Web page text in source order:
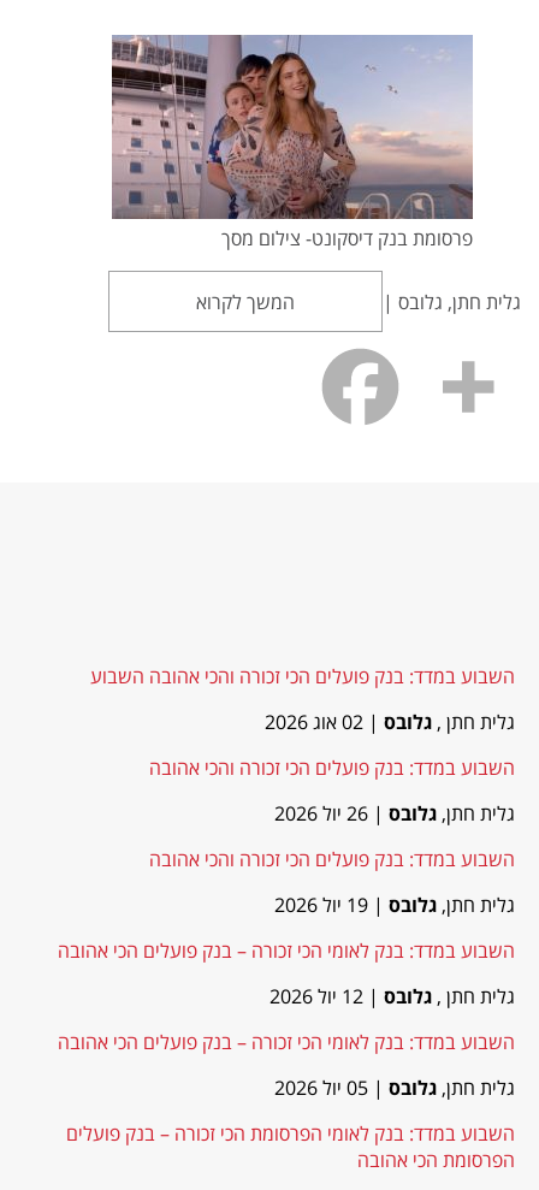
פרסומת בנק דיסקונט- צילום מסך
גלית חתן, גלובס | המשך לקרוא
השבוע במדד: בנק פועלים הכי זכורה והכי אהובה השבוע
גלית חתן , גלובס | 02 אוג 2026
השבוע במדד: בנק פועלים הכי זכורה והכי אהובה
גלית חתן, גלובס | 26 יול 2026
השבוע במדד: בנק פועלים הכי זכורה והכי אהובה
גלית חתן, גלובס | 19 יול 2026
השבוע במדד: בנק לאומי הכי זכורה – בנק פועלים הכי אהובה
גלית חתן , גלובס | 12 יול 2026
השבוע במדד: בנק לאומי הכי זכורה – בנק פועלים הכי אהובה
גלית חתן, גלובס | 05 יול 2026
השבוע במדד: בנק לאומי הפרסומת הכי זכורה – בנק פועלים
הפרסומת הכי אהובה